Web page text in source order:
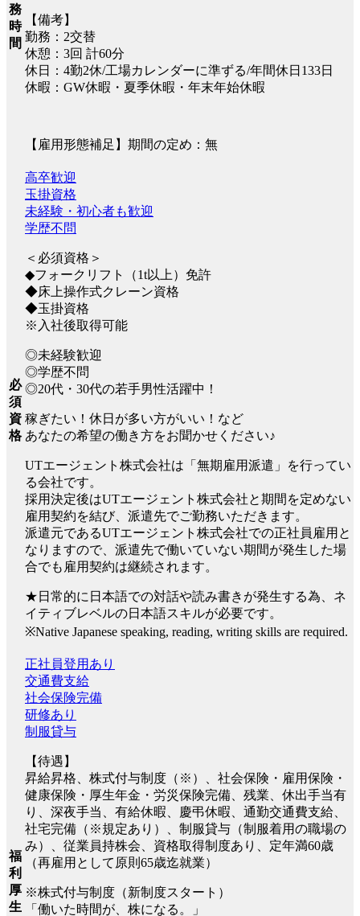
務
時
間
【備考】
勤務：2交替
休憩：3回 計60分
休日：4勤2休/工場カレンダーに準ずる/年間休日133日
休暇：GW休暇・夏季休暇・年末年始休暇
【雇用形態補足】期間の定め：無
必
須
資
格
高卒歓迎
玉掛資格
未経験・初心者も歓迎
学歴不問
＜必須資格＞
◆フォークリフト（1t以上）免許
◆床上操作式クレーン資格
◆玉掛資格
※入社後取得可能
◎未経験歓迎
◎学歴不問
◎20代・30代の若手男性活躍中！
稼ぎたい！休日が多い方がいい！など
あなたの希望の働き方をお聞かせください♪
UTエージェント株式会社は「無期雇用派遣」を行ってい
る会社です。
採用決定後はUTエージェント株式会社と期間を定めない
雇用契約を結び、派遣先でご勤務いただきます。
派遣元であるUTエージェント株式会社での正社員雇用と
なりますので、派遣先で働いていない期間が発生した場
合でも雇用契約は継続されます。
★日常的に日本語での対話や読み書きが発生する為、ネ
イティブレベルの日本語スキルが必要です。
※Native Japanese speaking, reading, writing skills are required.
福
利
厚
生
正社員登用あり
交通費支給
社会保険完備
研修あり
制服貸与
【待遇】
昇給昇格、株式付与制度（※）、社会保険・雇用保険・
健康保険・厚生年金・労災保険完備、残業、休出手当有
り、深夜手当、有給休暇、慶弔休暇、通勤交通費支給、
社宅完備（※規定あり）、制服貸与（制服着用の職場の
み）、従業員持株会、資格取得制度あり、定年満60歳
（再雇用として原則65歳迄就業）
※株式付与制度（新制度スタート）
「働いた時間が、株になる。」